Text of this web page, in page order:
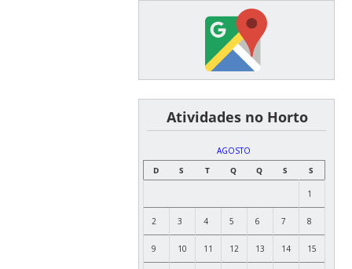
͏ ͏ ͏ ͏ ͏ ͏Atividades no Horto
AGOSTO
D
S T Q Q S S
1
2 3 4 5 6 7 8
9 10 11 12 13 14 15